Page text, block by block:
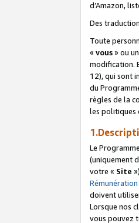
d’Amazon,
Des
Toute
« vous» ou
modification.
12), qui sont
du
règles de la
les politiques
Le
(uniquement
votre « Site
doivent
Lorsque nos
vous pouvez